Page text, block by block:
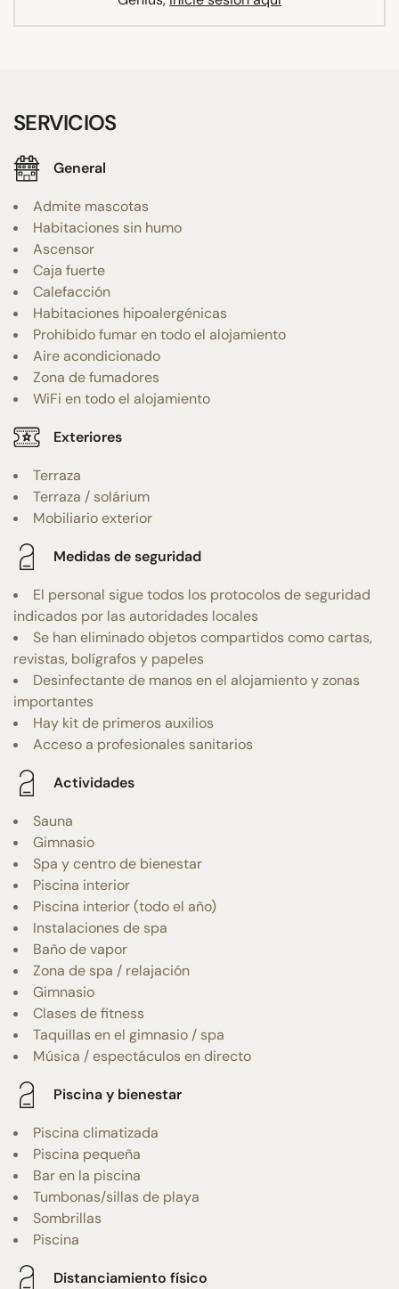
SERVICIOS
General
Admite mascotas
Habitaciones sin humo
Ascensor
Caja fuerte
Calefacción
Habitaciones hipoalergénicas
Prohibido fumar en todo el alojamiento
Aire acondicionado
Zona de fumadores
WiFi en todo el alojamiento
Exteriores
Terraza
Terraza / solárium
Mobiliario exterior
Medidas de seguridad
El personal sigue todos los protocolos de seguridad
indicados por las autoridades locales
Se han eliminado objetos compartidos como cartas,
revistas, bolígrafos y papeles
Desinfectante de manos en el alojamiento y zonas
importantes
Hay kit de primeros auxilios
Acceso a profesionales sanitarios
Actividades
Sauna
Gimnasio
Spa y centro de bienestar
Piscina interior
Piscina interior (todo el año)
Instalaciones de spa
Baño de vapor
Zona de spa / relajación
Gimnasio
Clases de fitness
Taquillas en el gimnasio / spa
Música / espectáculos en directo
Piscina y bienestar
Piscina climatizada
Piscina pequeña
Bar en la piscina
Tumbonas/sillas de playa
Sombrillas
Piscina
Distanciamiento físico